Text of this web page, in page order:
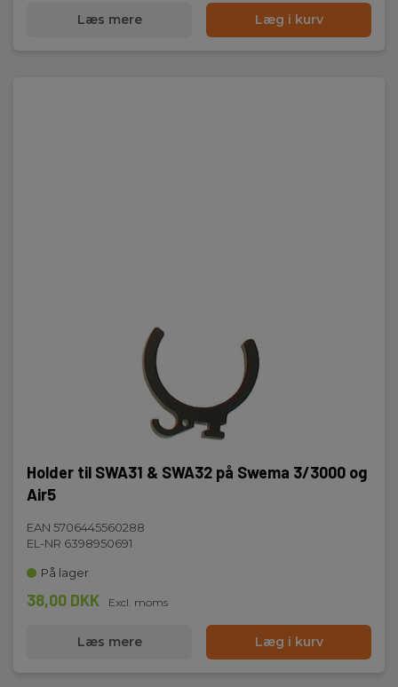
Læs mere Læg i kurv
Holder til SWA31 & SWA32 på Swema 3/3000 og
Air5
EAN 5706445560288
EL-NR 6398950691
På lager
38,00 DKK Excl. moms
Læs mere Læg i kurv